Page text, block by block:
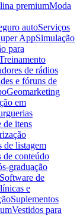
premiumModa
autoServiços
AppSimulação
para
de rádios
e fóruns de
Geomarketing
em
de itens
de listagem
de conteúdo
graduação
Software de
e
Suplementos
Vestidos para